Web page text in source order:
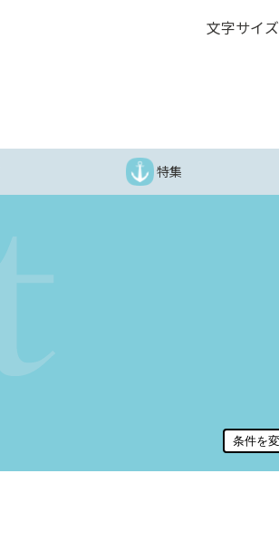
文字サイズ
特集